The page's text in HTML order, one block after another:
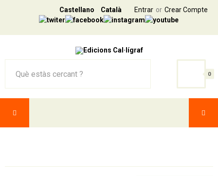
Entrar Crear Compte
Castellano Català
0